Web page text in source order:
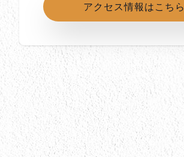
アクセス情報はこちら
所在地